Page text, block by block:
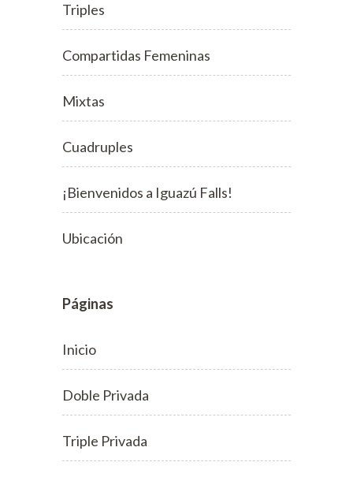
Triples
Compartidas Femeninas
Mixtas
Cuadruples
¡Bienvenidos a Iguazú Falls!
Ubicación
Páginas
Inicio
Doble Privada
Triple Privada